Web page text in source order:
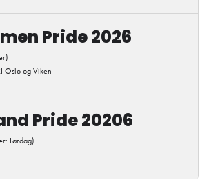
Pride 2026
Oslo og Viken
Pride 20206
Lørdag)